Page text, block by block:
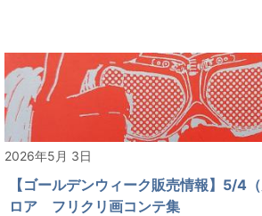
2026年5月 3日
【ゴールデンウィーク販売情報】5/4
ロア フリクリ画コンテ集